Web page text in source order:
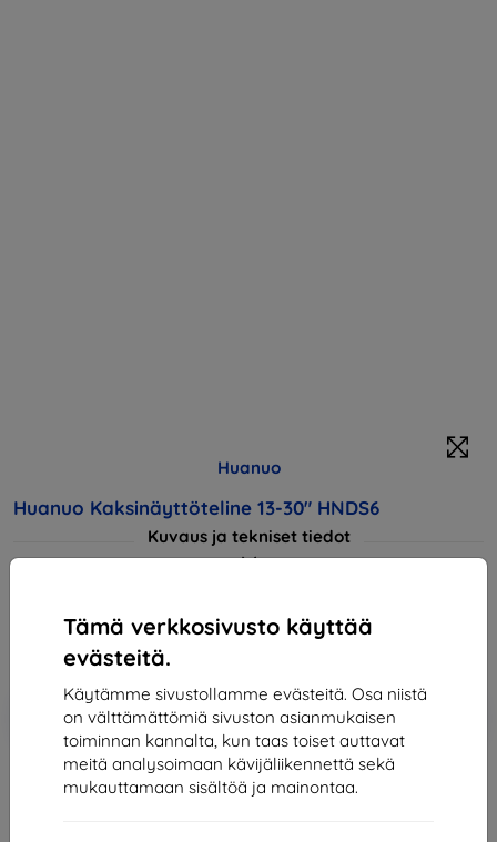
Tämä verkkosivusto käyttää
evästeitä.
Käytämme sivustollamme evästeitä. Osa niistä
on välttämättömiä sivuston asianmukaisen
toiminnan kannalta, kun taas toiset auttavat
meitä analysoimaan kävijäliikennettä sekä
mukauttamaan sisältöä ja mainontaa.
Huanuo
Huanuo Kaksinäyttöteline 13-30" HNDS6
Kuvaus ja tekniset tiedot
56,62 €
Hinta ilman ALV:tä45,66 €
-10%
Alennus kupongilla
EXTRA10
Lisää
ostoskoriin